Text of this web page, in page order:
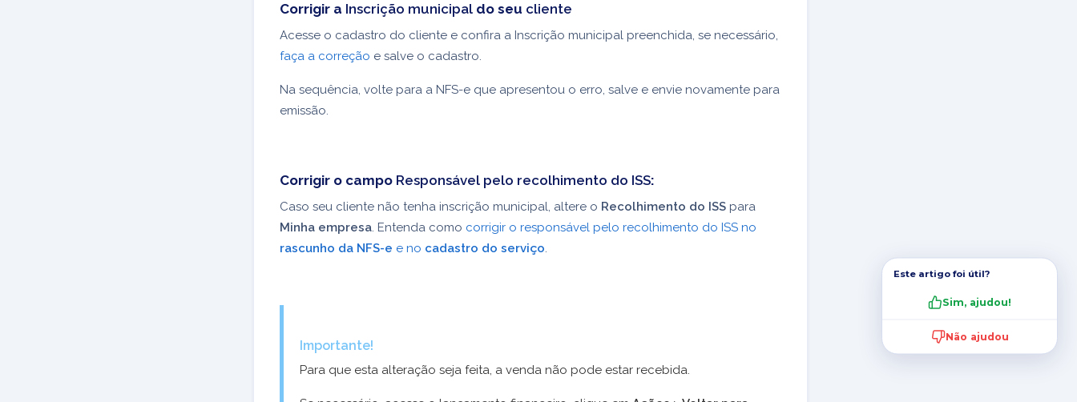
Corrigir a Inscrição municipal do seu cliente
Acesse o cadastro do cliente e confira a Inscrição municipal preenchida, se necessário,
faça a correção e salve o cadastro.
Na sequência, volte para a NFS-e que apresentou o erro, salve e envie novamente para
emissão.
Corrigir o campo Responsável pelo recolhimento do ISS:
Caso seu cliente não tenha inscrição municipal, altere o Recolhimento do ISS para
Minha empresa. Entenda como corrigir o responsável pelo recolhimento do ISS no
rascunho da NFS-e e no cadastro do serviço.
Importante!
Para que esta alteração seja feita, a venda não pode estar recebida.
Este artigo foi útil?
Sim, ajudou!
Não ajudou